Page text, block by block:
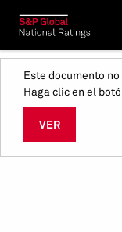
Este documento
Haga clic en el
VER